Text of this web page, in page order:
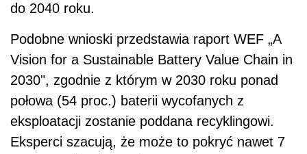
do 2040 roku.
Podobne wnioski przedstawia raport WEF „A
Vision for a Sustainable Battery Value Chain in
2030", zgodnie z którym w 2030 roku ponad
połowa (54 proc.) baterii wycofanych z
eksploatacji zostanie poddana recyklingowi.
Eksperci szacują, że może to pokryć nawet 7